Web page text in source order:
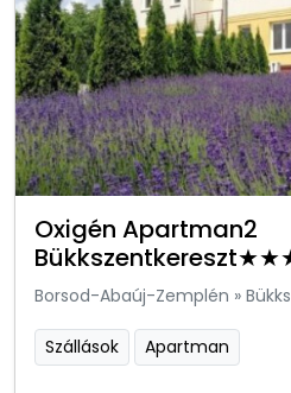
Oxigén Apartman2
Borsod-Abaúj-Zemplén »
Szállások Apartman